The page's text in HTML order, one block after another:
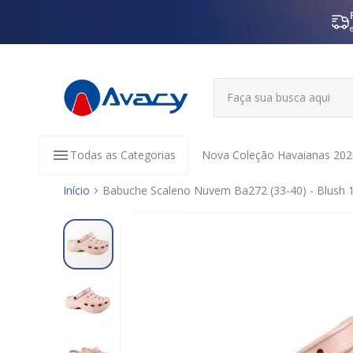
Todas as Categorias Nova Coleção Havaianas
Início
Babuche Scaleno Nuvem Ba272 (33-40) - Blush
Pular
para
o
final
Galeria